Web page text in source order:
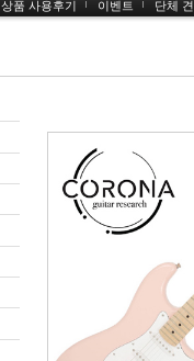
상품 사용후기 이벤트 단체